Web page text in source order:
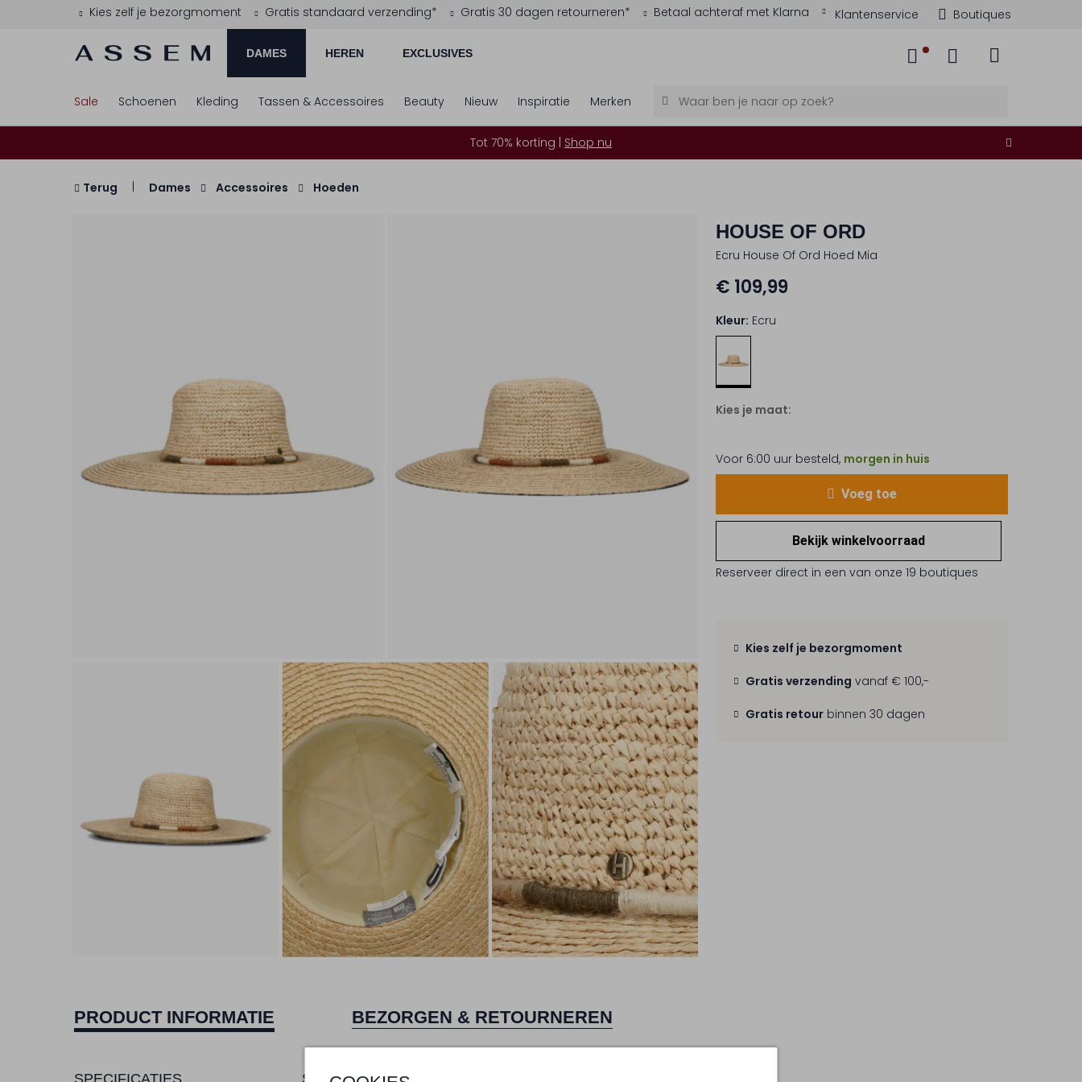
Kies zelf je bezorgmoment Gratis standaard verzending* Gratis 30 dagen retourneren* Betaal achteraf met Klarna Klantenservice Boutiques
DAMES HEREN EXCLUSIVES
Sale Schoenen Kleding Tassen & Accessoires Beauty Nieuw Inspiratie Merken
Tot 70% korting | Shop nu
Terug Dames Accessoires Hoeden
HOUSE OF ORD
Ecru House Of Ord Hoed Mia
€ 109,99
Kleur: Ecru
Kies je maat:
Voor 6:00 uur besteld, morgen in huis
Voeg toe
Bekijk winkelvoorraad
Reserveer direct in een van onze 19 boutiques
Kies zelf je bezorgmoment
Gratis verzending vanaf € 100,-
Gratis retour binnen 30 dagen
PRODUCT INFORMATIE BEZORGEN & RETOURNEREN
SPECIFICATIES
SAMENSTELLING & PASVORM